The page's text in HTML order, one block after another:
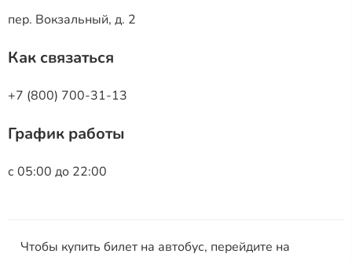
пер. Вокзальный, д. 2
Как связаться
+7 (800) 700-31-13
График работы
с 05:00 до 22:00
Чтобы купить билет на автобус, перейдите на